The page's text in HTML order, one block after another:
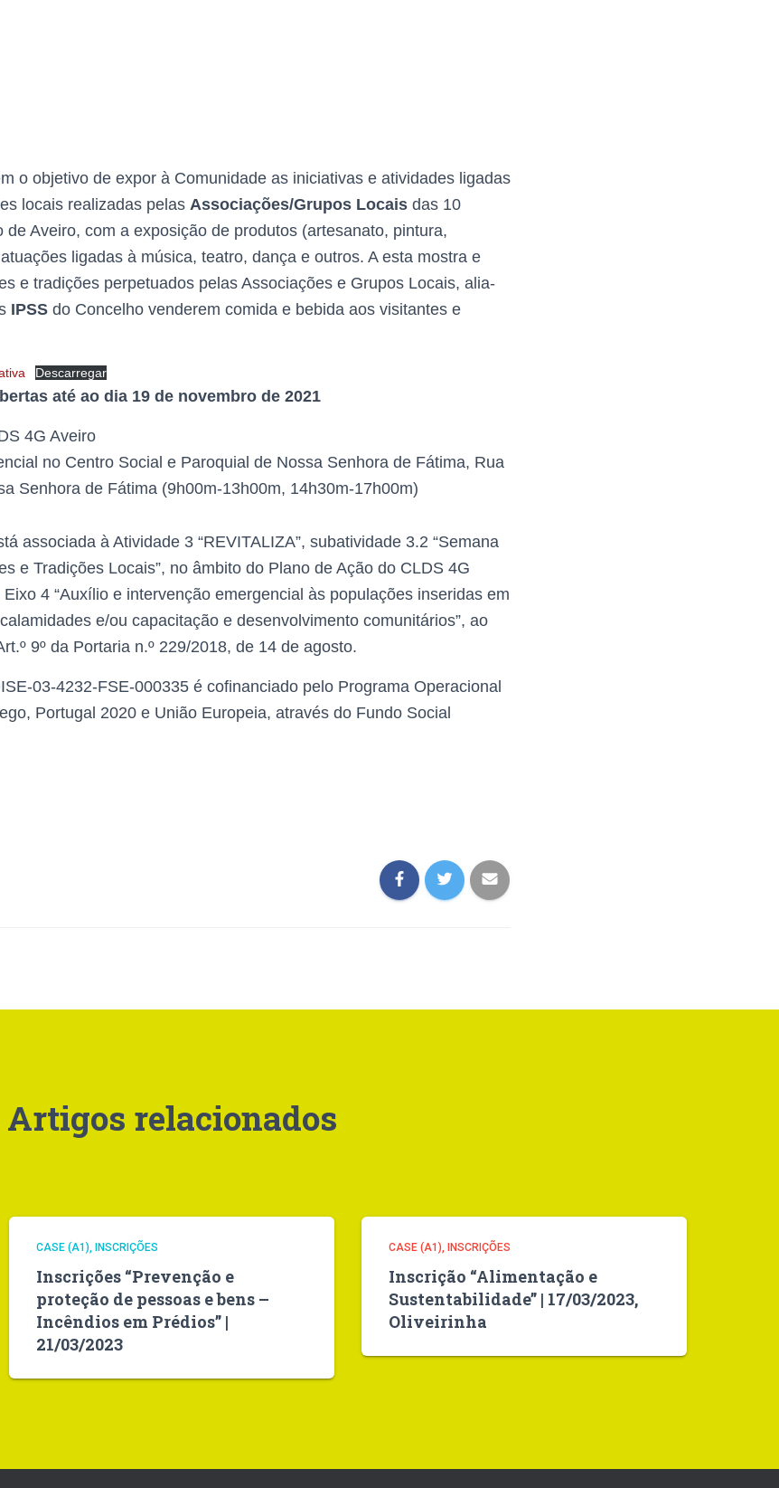
o objetivo de expor à Comunidade as iniciativas e atividades ligadas
locais realizadas pelas Associações/Grupos Locais das 10
de Aveiro, com a exposição de produtos (artesanato, pintura,
ligadas à música, teatro, dança e outros. A esta mostra e
e tradições perpetuados pelas Associações e Grupos Locais, alia-
IPSS do Concelho venderem comida e bebida aos visitantes e
Descarregar
até ao dia 19 de novembro de 2021
4G Aveiro
no Centro Social e Paroquial de Nossa Senhora de Fátima, Rua
Senhora de Fátima (9h00m-13h00m, 14h30m-17h00m)
associada à Atividade 3 “REVITALIZA”, subatividade 3.2 “Semana
e Tradições Locais”, no âmbito do Plano de Ação do CLDS 4G
4 “Auxílio e intervenção emergencial às populações inseridas em
e/ou capacitação e desenvolvimento comunitários”, ao
9º da Portaria n.º 229/2018, de 14 de agosto.
03-4232-FSE-000335 é cofinanciado pelo Programa Operacional
Portugal 2020 e União Europeia, através do Fundo Social
Artigos relacionados
CASE (A1) INSCRIÇÕES
Inscrições “Prevenção e
proteção de pessoas e bens –
Incêndios em Prédios” |
21/03/2023
CASE (A1) INSCRIÇÕES
Inscrição “Alimentação e
Sustentabilidade” | 17/03/2023,
Oliveirinha